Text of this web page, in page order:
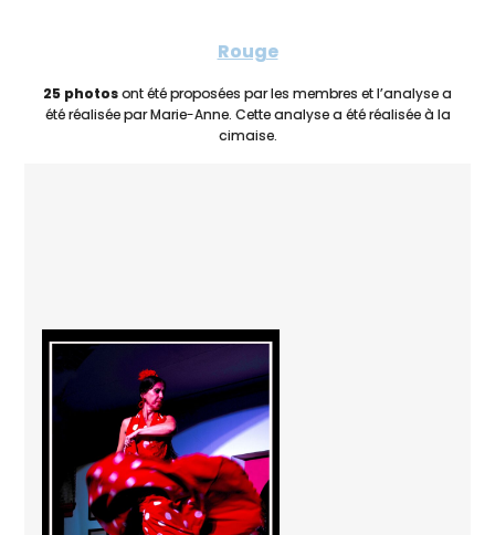
Rouge
25 photosont été proposées par les membres et l’analyse a
été réalisée par Marie-Anne. Cette analyse a été réalisée à la
cimaise.